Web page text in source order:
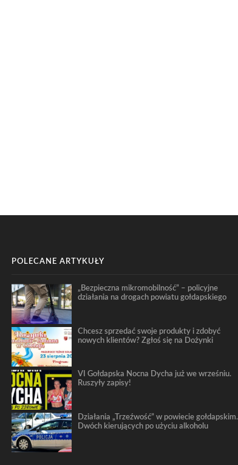
POLECANE ARTYKUŁY
„Bezpieczna mikromobilność” – policyjne
działania na drogach powiatu gołdapskiego
Chcesz sprzedać swoje produkty i zdobyć
nowych klientów? Zgłoś się na Dożynki
VI Gołdapska Nocna Dycha już we wrześniu.
Ruszyły zapisy!
Działania „Trzeźwość” w powiecie gołdapskim.
Dwóch kierujących po użyciu alkoholu